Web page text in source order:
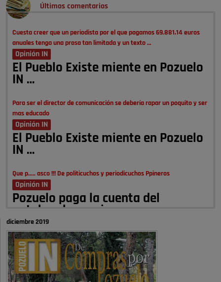
Últimos comentarios
Cuesta creer que un periodista por el que pagamos 69.881,14 euros
anuales tenga una prosa tan limitada y un texto …
Opinión IN
El Pueblo Existe miente en Pozuelo
IN …
Para ser el director de comunicación se debería rapar un poquito y ser
mas educado
Opinión IN
El Pueblo Existe miente en Pozuelo
IN …
Que p..... asco !!! De politicuchos y periodicuchos Ppineros
Opinión IN
Pozuelo paga la cuenta del
autobombo: casi …
Señora Alcaldesa Ud no ha vivido nunca en Pozuelo , pero yo si desde
hace más de 60 años , …
Pozuelo de Alarcón
Quejas por el deterioro de la
diciembre 2019